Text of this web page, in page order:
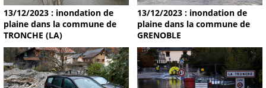
13/12/2023 : inondation de
plaine dans la commune de
TRONCHE (LA)
13/12/2023 : inondation de
plaine dans la commune de
GRENOBLE